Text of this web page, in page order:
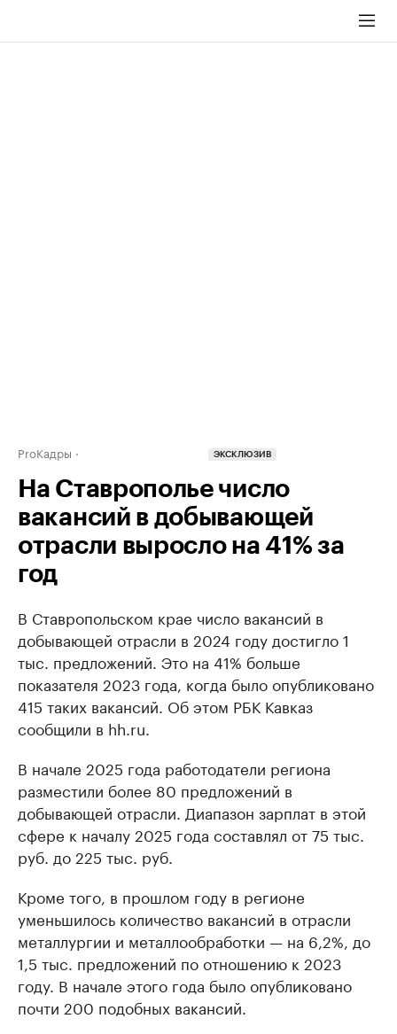
ProКадры ЭКСКЛЮЗИВ
На Ставрополье число
вакансий в добывающей
отрасли выросло на 41% за
год
В Ставропольском крае число вакансий в
добывающей отрасли в 2024 году достигло 1
тыс. предложений. Это на 41% больше
показателя 2023 года, когда было опубликовано
415 таких вакансий. Об этом РБК Кавказ
сообщили в hh.ru.
В начале 2025 года работодатели региона
разместили более 80 предложений в
добывающей отрасли. Диапазон зарплат в этой
сфере к началу 2025 года составлял от 75 тыс.
руб. до 225 тыс. руб.
Кроме того, в прошлом году в регионе
уменьшилось количество вакансий в отрасли
металлургии и металлообработки — на 6,2%, до
1,5 тыс. предложений по отношению к 2023
году. В начале этого года было опубликовано
почти 200 подобных вакансий.